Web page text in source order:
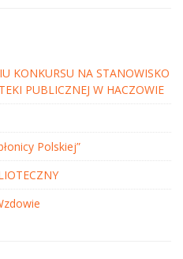
KONKURSU NA STANOWISKO
PUBLICZNEJ W HACZOWIE
Polskiej”